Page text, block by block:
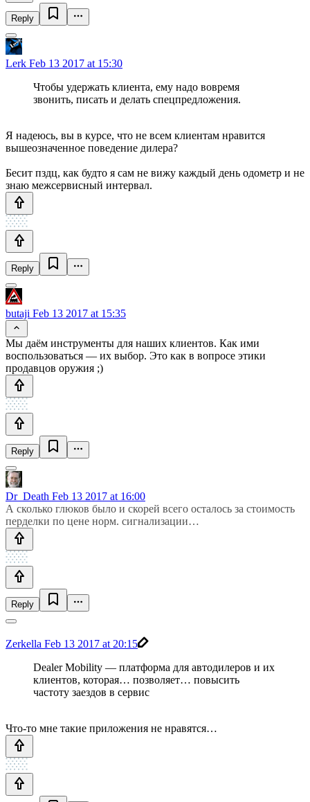
Reply
Lerk Feb 13 2017 at 15:30
Чтобы удержать клиента, ему надо вовремя
звонить, писать и делать спецпредложения.
Я надеюсь, вы в курсе, что не всем клиентам нравится
вышеозначенное поведение дилера?
Бесит пздц, как будто я сам не вижу каждый день одометр и не
знаю межсервисный интервал.
Reply
butaji Feb 13 2017 at 15:35
Мы даём инструменты для наших клиентов. Как ими
воспользоваться — их выбор. Это как в вопросе этики
продавцов оружия ;)
Reply
Dr_Death Feb 13 2017 at 16:00
А сколько глюков было и скорей всего осталось за стоимость
перделки по цене норм. сигнализации…
Reply
Zerkella Feb 13 2017 at 20:15
Dealer Mobility — платформа для автодилеров и их
клиентов, которая… позволяет… повысить
частоту заездов в сервис
Что-то мне такие приложения не нравятся…